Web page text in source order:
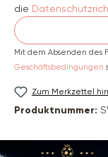
die
Mit dem Absenden des
Geschäftsbedingungen
Zum Merkzettel
Produktnummer: